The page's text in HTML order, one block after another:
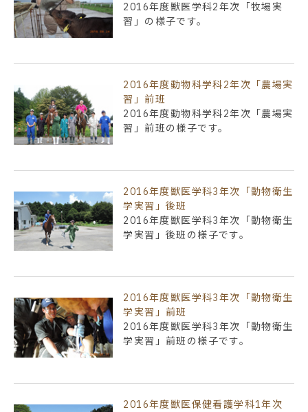
2016年度獣医学科2年次「牧場実
習」の様子です。
2016年度動物科学科2年次「農場実
習」前班
2016年度動物科学科2年次「農場実
習」前班の様子です。
2016年度獣医学科3年次「動物衛生
学実習」後班
2016年度獣医学科3年次「動物衛生
学実習」後班の様子です。
2016年度獣医学科3年次「動物衛生
学実習」前班
2016年度獣医学科3年次「動物衛生
学実習」前班の様子です。
2016年度獣医保健看護学科1年次